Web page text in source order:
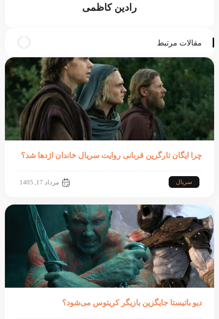
رادین کاظمی
مقالات مرتبط
چرا ایگان تارگرین قربانی روایت سریال خاندان اژدها شد؟
سریال مرداد 17, 1405
دیو باتیستا جایگزین بازیگر کریتوس می‌شود؟